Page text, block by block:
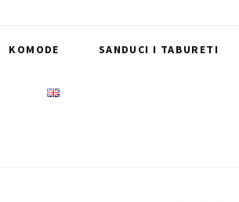
KOMODE SANDUCI I TABURETI